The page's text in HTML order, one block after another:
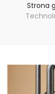
Strona